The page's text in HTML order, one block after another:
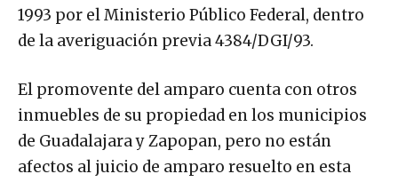
1993 por el Ministerio Público Federal, dentro
de la averiguación previa 4384/DGI/93.
El promovente del amparo cuenta con otros
inmuebles de su propiedad en los municipios
de Guadalajara y Zapopan, pero no están
afectos al juicio de amparo resuelto en esta